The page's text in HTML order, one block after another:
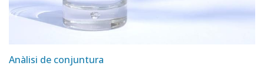
Anàlisi de conjuntura